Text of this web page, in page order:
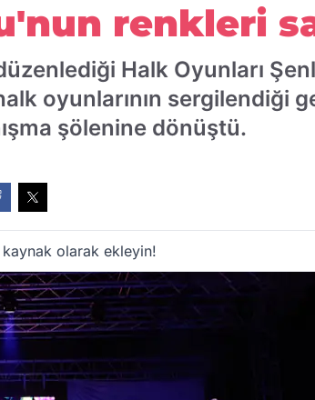
renkleri
Halk Oyunları
oyunlarının sergilendiği
şölenine dönüştü.
olarak ekleyin!